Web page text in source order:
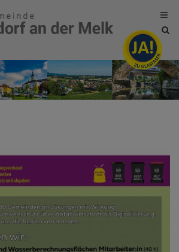
Site